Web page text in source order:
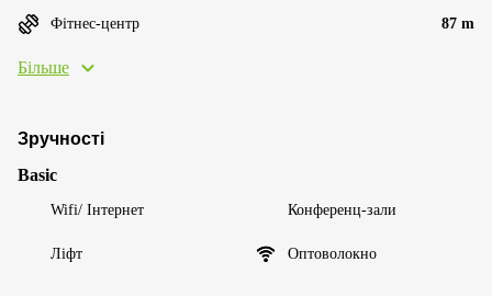
Фітнес-центр 87 m
Більше
Зручності
Basic
Wifi/ Інтернет Конференц-зали
Ліфт Оптоволокно